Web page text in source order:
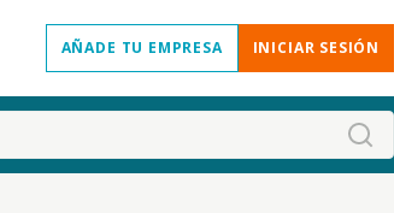
AÑADE TU EMPRESA INICIAR SESIÓN